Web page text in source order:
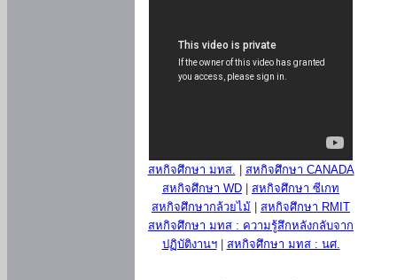
สหกิจศึกษา มทส.
สหกิจศึกษา CANADA
สหกิจศึกษา WD
สหกิจศึกษา ซีเกท
สหกิจศึกษากล้วยไม้
สหกิจศึกษา RMIT
สหกิจศึกษา มทส : ความรู้สึกหลังกลับจาก
ปฏิบัติงานฯ| สหกิจศึกษา มทส : นศ.